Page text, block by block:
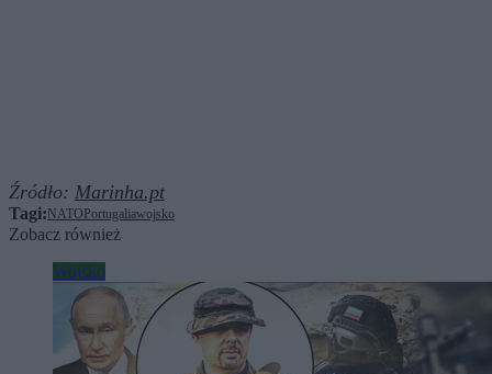
Źródło: Marinha.pt
Tagi: NATO Portugaliawojsko
Zobacz również
Wojsko